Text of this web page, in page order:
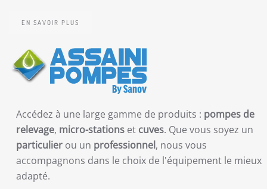
EN SAVOIR PLUS
Accédez à une large gamme de produits : pompes de
relevage, micro-stations et cuves. Que vous soyez un
particulier ou un professionnel, nous vous
accompagnons dans le choix de l'équipement le mieux
adapté.